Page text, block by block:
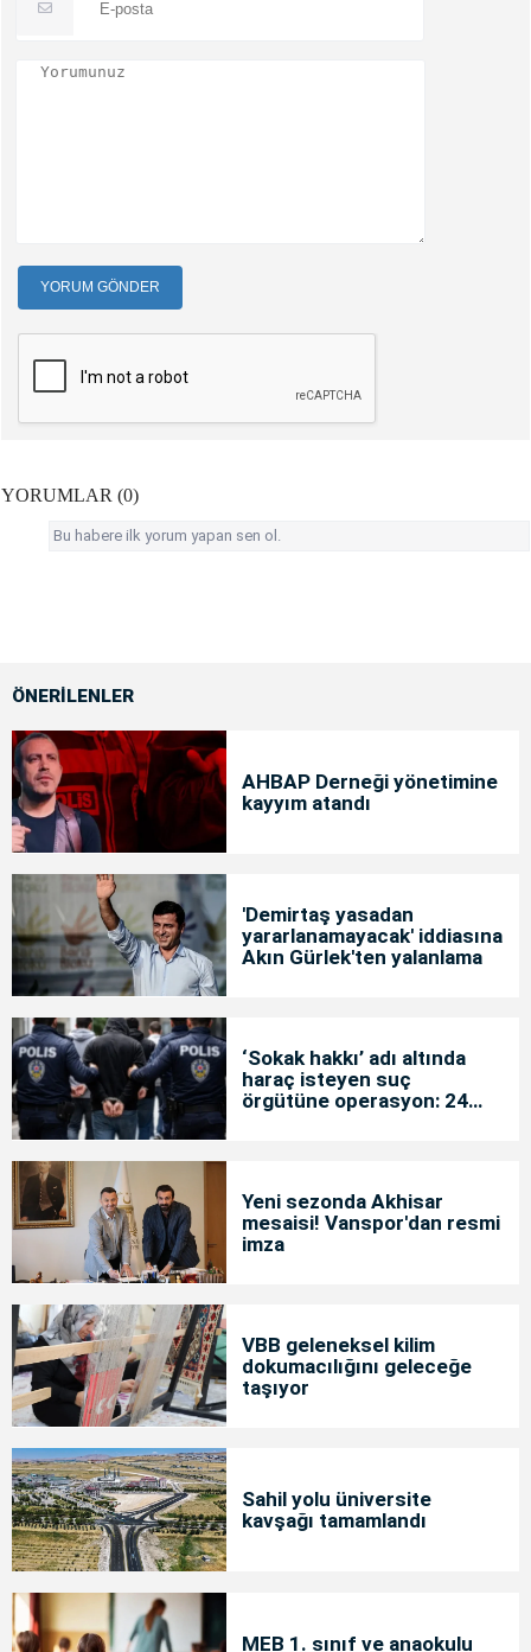
YORUM GÖNDER
YORUMLAR (0)
Bu habere ilk yorum yapan sen ol.
ÖNERİLENLER
AHBAP Derneği yönetimine
kayyım atandı
'Demirtaş yasadan
yararlanamayacak' iddiasına
Akın Gürlek'ten yalanlama
‘Sokak hakkı’ adı altında
haraç isteyen suç
örgütüne operasyon: 24
Yeni sezonda Akhisar
mesaisi! Vanspor'dan resmi
imza
VBB geleneksel kilim
dokumacılığını geleceğe
taşıyor
Sahil yolu üniversite
kavşağı tamamlandı
MEB 1. sınıf ve anaokulu